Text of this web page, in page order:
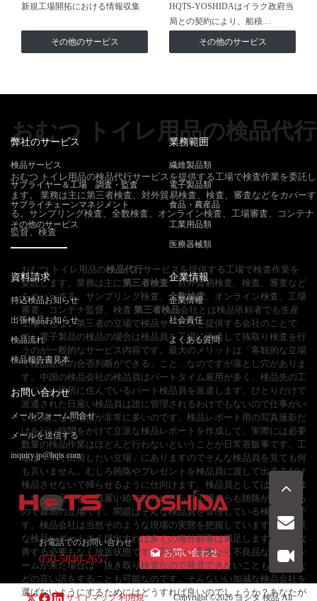
新規工場開拓における情報収集
その他のサービス
HQTS-YOSHIDAはイラク政府当
局との契約により、船積…
その他のサービス
おむつ トイレ用品の検品代行
おむつ トイレ用品の検品代行サービスを提供する工場で検査作業を委託し
ます。 業務は主に第三者検査、対外貿易検査、検査、審査などをカバーす
る。サンプリング検査、全数検査、オンライン検査、工場審査、コンテナ
監督、検査
おむつ トイレ用品の検品代行サービスを提供する工場で検査作業を
委託します。業務は主に 第三者検査、対外貿易検査、検査、審査など
をカバーする。サンプリング検査、 全数検査 、オンライン検査、工場
審査、コンテナ監督、検査 第三者検品会社とは検品依頼者でも生産
工場でもない第三者の立場で検品サービスを提供する会社のことで
す。電子製品の検品の場合は検品員を工場に派遣して抜取り検査を行
うのが一般的なサービス内容です。最大のメリットは「客観的な立場
で検品結果の合否判断ができる」こと…なのですが落とし穴がありま
す。中国の検品会社の検品員はパートタイム雇用が多く、検品先の工
場に近い場所に住んでいるパート検品員を派遣します。ひとりだけで
派遣された日雇い検品員は誰に管理されるわけでもないので仕事がい
い加減になる場合が非常に多いのです。検品レポート用の写真撮影だ
けを行い時間をかけて立派な検品レポートを作成して、実際には必要
数量の検品作業はほとんど行わないということが日常茶飯事です。工
場は「早く出荷したい立場」にありますのでそんな検品員を見ても何
も言いません。むしろ賄賂やプレゼントを検品員に渡して出来るだけ
検品させないで帰らせるように仕向けます。検品員としては、仕事は
しなくて良いし、日雇い給与以外にさらに工場からも賄賂がもらえる
ので最高の立場です。問題はそんな検品員を管理している検品会社で
す。検品会社は当然そのような現場の実態を把握していますが、立派
な検品レポートさえ提出すれば多くの海外顧客は満足しますので、改
善する必要もなく放置状態です。万が一、顧客から不良品などのクレ
ームが来た場合は「抜き取り検査なので発見できないこともある」な
どの言い訳をすることも可能なのです。そんないい加減な検品会社を
選ばないようにするためにはどうすれば良いのでしょうか？あなたが
弊社のサービス
検品サービス
サプライヤー＆工場 調査・監査
サプライチェーンマネジメント
その他のサービス
業務範囲
繊維製品類
電子製品類
食品・農産品
工業用品類
医療器械類
資料請求
持込検品お知らせ
出張検品お知らせ
検品流れ
検品報告書見本
企業情報
企業情報
社会責任
よくある質問
お問い合わせ
メールフォーム問合せ
メールを送信する
inquiry.jp@hqts.com
お電話でのお問い合わせ
050-5840-2657
お問い合わせ
サイトマップ 利用規 Copyright ©2026 ヨシダ 検品All